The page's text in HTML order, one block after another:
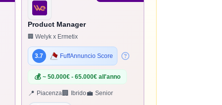
Product Manager
🏢 Welyk x Ermetix
3.7 FuffAnnuncio Score
💰 ~ 50.000€ - 65.000€ all'anno
📍 Piacenza🏢 Ibrido💼 Senior